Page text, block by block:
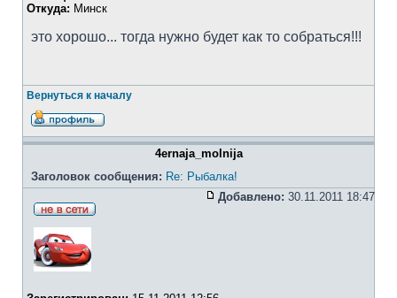
Откуда: Минск
это хорошо... тогда нужно будет как то собраться!!!
Вернуться к началу
4ernaja_molnija
Заголовок сообщения: Re: Рыбалка!
Добавлено: 30.11.2011 18:47